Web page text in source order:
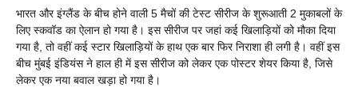
भारत और इंग्लैंड के बीच होने वाली 5 मैचों की टेस्ट सीरीज के शुरूआती 2 मुकाबलों के
लिए स्कवॉड का ऐलान हो गया है। इस सीरीज पर जहां कई खिलाड़ियों को मौका दिया
गया है, तो वहीं कई स्टार खिलाड़ियों के हाथ एक बार फिर निराशा ही लगी है। वहीं इस
बीच मुंबई इंडियंस ने हाल ही में इस सीरीज को लेकर एक पोस्टर शेयर किया है, जिसे
लेकर एक नया बवाल खड़ा हो गया है।